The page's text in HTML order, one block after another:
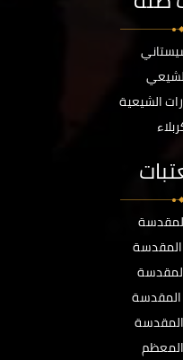
الشيعية
المقدسة
المقدسة
المقدسة